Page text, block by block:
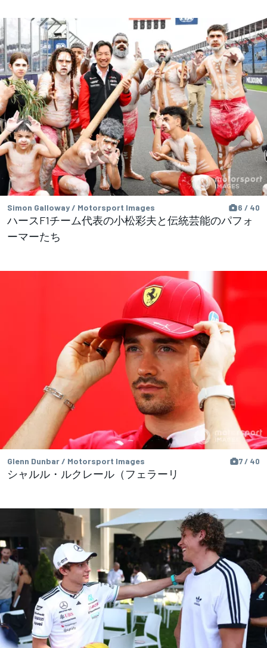
Simon Galloway / Motorsport Images 6 / 40
ハースF1チーム代表の小松彩夫と伝統芸能のパフォ
ーマーたち
Glenn Dunbar / Motorsport Images 7 / 40
シャルル・ルクレール（フェラーリ